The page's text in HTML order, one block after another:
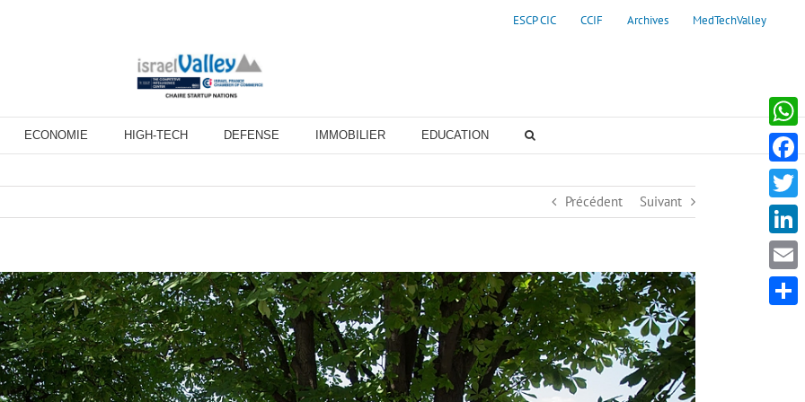
ESCP CIC CCIF Archives MedTechValley
ECONOMIE HIGH-TECH DEFENSE IMMOBILIER EDUCATION
Précédent Suivant
Email